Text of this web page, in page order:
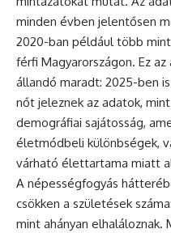
minden évben jelentősen
2020-ban például több
férfi Magyarországon. Ez
állandó maradt: 2025-ben
nőt jeleznek az adatok,
demográfiai sajátosság,
életmódbeli különbségek,
várható élettartama miatt
A népességfogyás
csökken a születések
mint ahányan elhaláloznak.